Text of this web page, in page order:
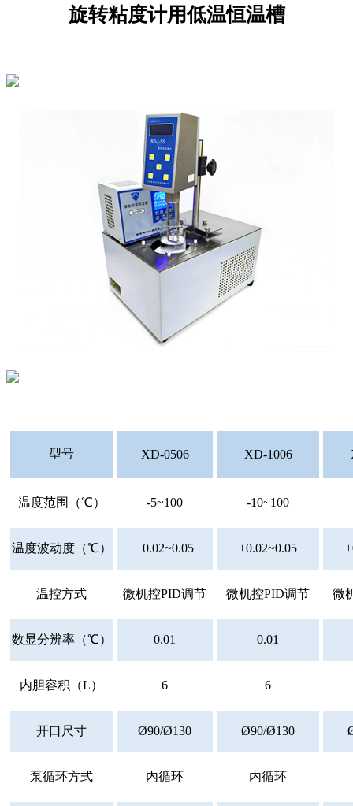
旋转粘度计用低温恒温槽
型号 XD-0506 XD-1006
温度范围（℃） -5~100 -10~100
温度波动度（℃） ±0.02~0.05 ±0.02~0.05
温控方式 微机控PID调节 微机控PID调节 微
数显分辨率（℃） 0.01 0.01
内胆容积（L） 6 6
开口尺寸 Ø90/Ø130 Ø90/Ø130
泵循环方式 内循环 内循环